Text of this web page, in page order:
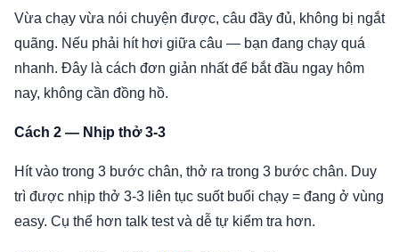
Vừa chạy vừa nói chuyện được, câu đầy đủ, không bị ngắt
quãng. Nếu phải hít hơi giữa câu — bạn đang chạy quá
nhanh. Đây là cách đơn giản nhất để bắt đầu ngay hôm
nay, không cần đồng hồ.
Cách 2 — Nhịp thở 3-3
Hít vào trong 3 bước chân, thở ra trong 3 bước chân. Duy
trì được nhịp thở 3-3 liên tục suốt buổi chạy = đang ở vùng
easy. Cụ thể hơn talk test và dễ tự kiểm tra hơn.